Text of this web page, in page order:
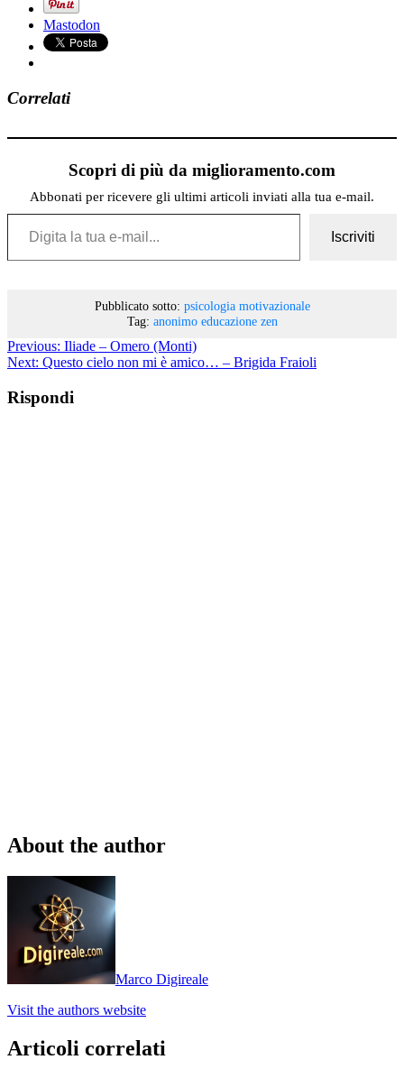
Mastodon
Correlati
Scopri di più da miglioramento.com
Abbonati per ricevere gli ultimi articoli inviati alla tua e-mail.
Digita la tua e-mail...
Iscriviti
Pubblicato sotto: psicologia motivazionale
Tag: anonimo educazione zen
Previous: Iliade – Omero (Monti)
Next: Questo cielo non mi è amico… – Brigida Fraioli
Rispondi
About the author
Marco Digireale
Visit the authors website
Articoli correlati